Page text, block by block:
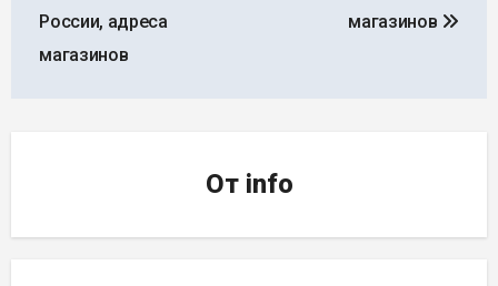
России, адреса
магазинов
магазинов
От info